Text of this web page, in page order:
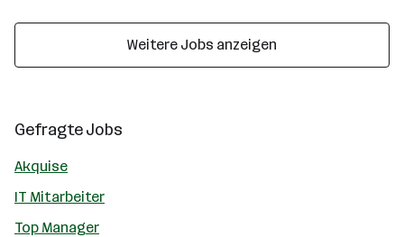
Weitere Jobs anzeigen
Gefragte Jobs
Akquise
IT Mitarbeiter
Top Manager